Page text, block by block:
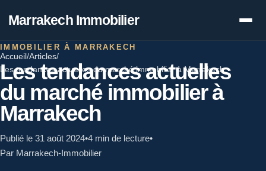
Marrakech Immobilier
Accueil /Articles/
Les tendances actuelles du marché immobilier à Marrakech
IMMOBILIER À MARRAKECH
Les tendances actuelles
du marché immobilier à
Marrakech
Publié le 31 août 2024•4 min de lecture•
Par Marrakech-Immobilier